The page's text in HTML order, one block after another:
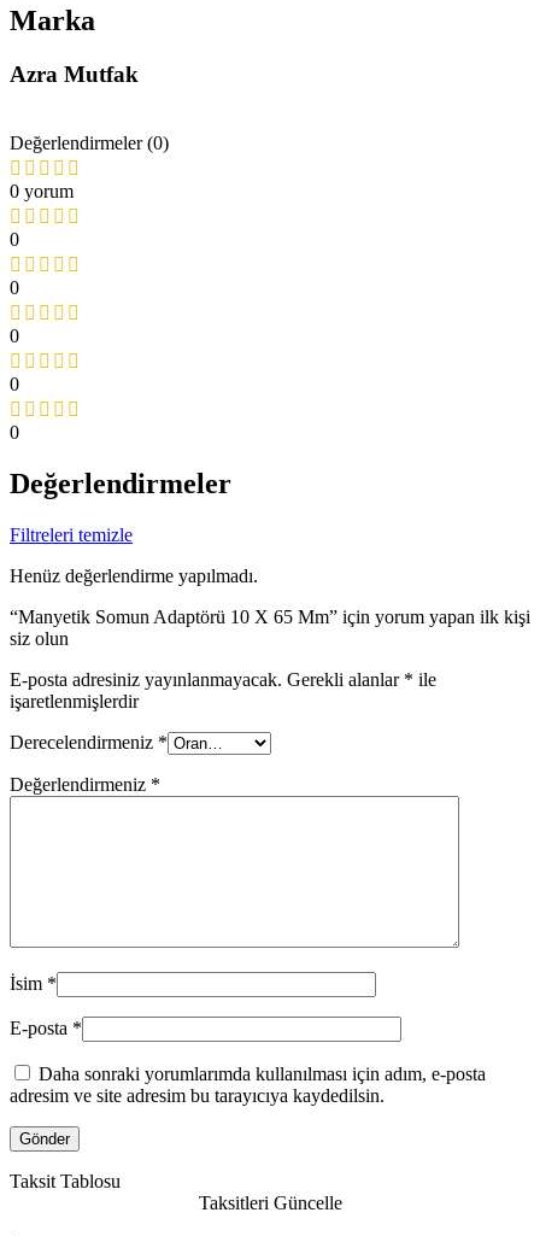
Marka
Azra Mutfak
Değerlendirmeler (0)
0 yorum
0
0
0
0
0
Değerlendirmeler
Filtreleri temizle
Henüz değerlendirme yapılmadı.
“Manyetik Somun Adaptörü 10 X 65 Mm” için yorum yapan ilk kişi
siz olun
E-posta adresiniz yayınlanmayacak. Gerekli alanlar * ile
işaretlenmişlerdir
Derecelendirmeniz *
Değerlendirmeniz *
İsim *
E-posta *
Daha sonraki yorumlarımda kullanılması için adım, e-posta
adresim ve site adresim bu tarayıcıya kaydedilsin.
Taksit Tablosu
Taksitleri Güncelle